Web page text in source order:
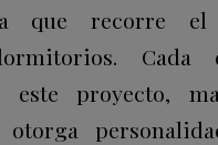
que recorre el
Cada
este proyecto,